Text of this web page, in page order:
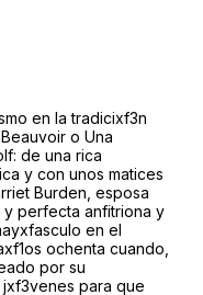
en la tradicixf3n
o Una
de una rica
y con unos matices
Burden, esposa
perfecta anfitriona y
en el
ochenta cuando,
por su
para que